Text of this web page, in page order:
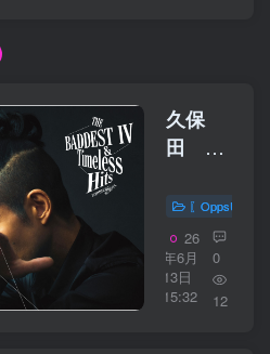
久保
田 利
THE
BADDEST
Ⅳ＆
Timeless
Hits【
〖OppsUplus
26
年6月
13日
15:32
0
12